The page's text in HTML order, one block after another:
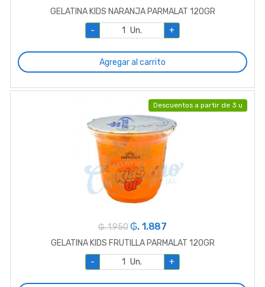
GELATINA KIDS NARANJA PARMALAT 120GR
-
Un. +
Agregar al carrito
Descuentos a partir de 3 u
₲. 1.950 ₲. 1.887
GELATINA KIDS FRUTILLA PARMALAT 120GR
-
Un. +